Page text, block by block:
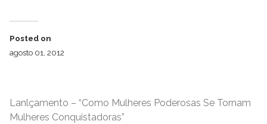
Posted on
agosto 01, 2012
Lanlçamento – “Como Mulheres Poderosas Se Tornam
Mulheres Conquistadoras”